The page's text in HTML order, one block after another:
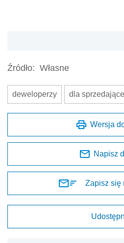
Źródło: Własne
deweloperzy dla
Wersja
Napisz
Zapisz się